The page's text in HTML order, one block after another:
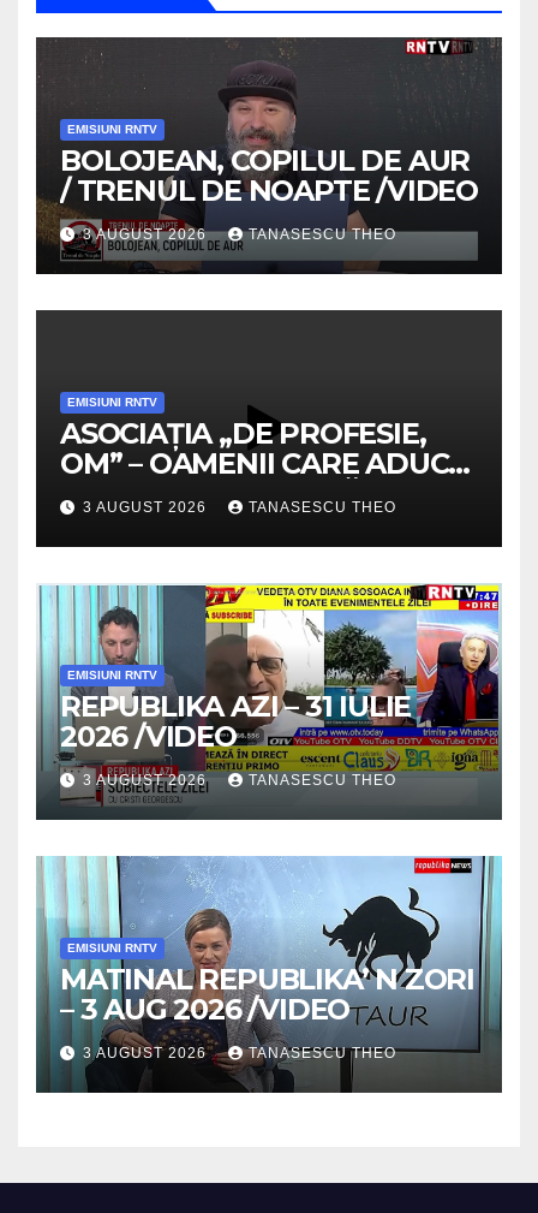
EMISIUNI RNTV
BOLOJEAN, COPILUL DE AUR
/ TRENUL DE NOAPTE /VIDEO
3 AUGUST 2026 TANASESCU THEO
EMISIUNI RNTV
ASOCIAȚIA „DE PROFESIE,
OM” – OAMENII CARE ADUC
VALOARE COMUNITĂȚII /
SECRETELE SUCCESULUI
/VIDEO
3 AUGUST 2026 TANASESCU THEO
EMISIUNI RNTV
REPUBLIKA AZI – 31 IULIE
2026 /VIDEO
3 AUGUST 2026 TANASESCU THEO
EMISIUNI RNTV
MATINAL REPUBLIKA’ N ZORI
– 3 AUG 2026 /VIDEO
3 AUGUST 2026 TANASESCU THEO